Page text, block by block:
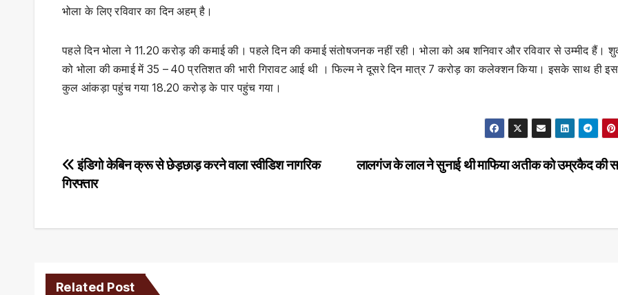
भोला के लिए रविवार का दिन अहम् है।
पहले दिन भोला ने 11.20 करोड़ की कमाई की। पहले दिन की कमाई संतोषजनक नहीं रही। भोला को अब शनिवार और रविवार से उम्मीद हैं।
को भोला की कमाई में 35 – 40 प्रतिशत की भारी गिरावट आई थी । फिल्म ने दूसरे दिन मात्र 7 करोड़ का कलेक्शन किया। इसके साथ ही
कुल आंकड़ा पहुंच गया 18.20 करोड़ के पार पहुंच गया।
Post
लालगंज के लाल ने सुनाई थी माफिया अतीक को उम्रकैद की
इंडिगो केबिन क्रू से छेड़छाड़ करने वाला स्वीडिश नागरिक
गिरफ्तार
Related Post